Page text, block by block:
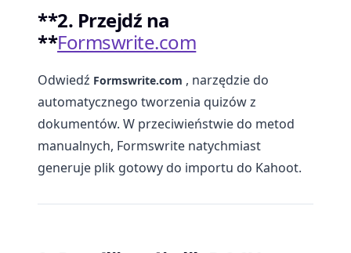
**2. Przejdź na
**Formswrite.com
Odwiedź Formswrite.com , narzędzie do
automatycznego tworzenia quizów z
dokumentów. W przeciwieństwie do metod
manualnych, Formswrite natychmiast
generuje plik gotowy do importu do Kahoot.